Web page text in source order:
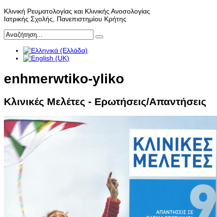
Κλινική Ρευματολογίας και Κλινικής Ανοσολογίας
Ιατρικής Σχολής, Πανεπιστημίου Κρήτης
enhmerwtiko-yliko
Κλινικές Μελέτες - Ερωτήσεις/Απαντήσεις